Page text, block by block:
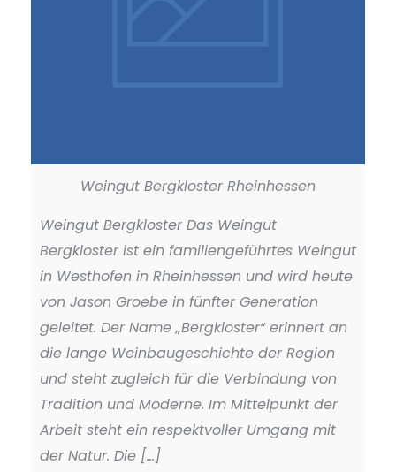
Weingut Bergkloster Rheinhessen
Weingut Bergkloster Das Weingut
Bergkloster ist ein familiengeführtes Weingut
in Westhofen in Rheinhessen und wird heute
von Jason Groebe in fünfter Generation
geleitet. Der Name „Bergkloster“ erinnert an
die lange Weinbaugeschichte der Region
und steht zugleich für die Verbindung von
Tradition und Moderne. Im Mittelpunkt der
Arbeit steht ein respektvoller Umgang mit
der Natur. Die [...]